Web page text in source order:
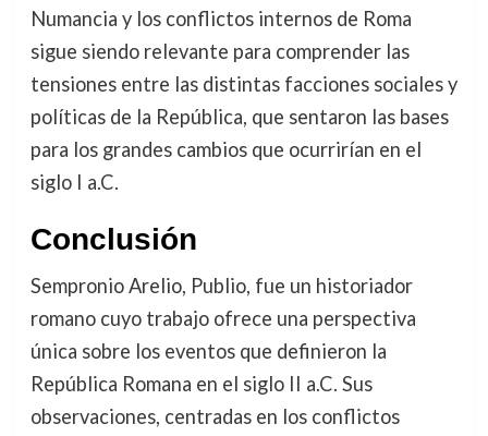
Numancia y los conflictos internos de Roma
sigue siendo relevante para comprender las
tensiones entre las distintas facciones sociales y
políticas de la República, que sentaron las bases
para los grandes cambios que ocurrirían en el
siglo I a.C.
Conclusión
Sempronio Arelio, Publio, fue un historiador
romano cuyo trabajo ofrece una perspectiva
única sobre los eventos que definieron la
República Romana en el siglo II a.C. Sus
observaciones, centradas en los conflictos